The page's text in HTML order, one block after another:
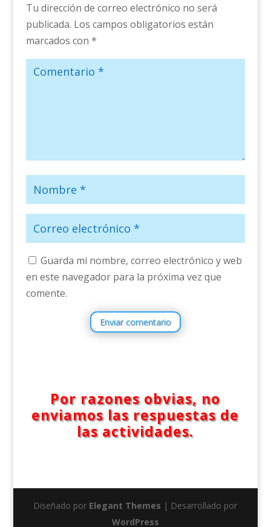
Tu dirección de correo electrónico no será
publicada. Los campos obligatorios están
marcados con *
Guarda mi nombre, correo electrónico y web
en este navegador para la próxima vez que
comente.
Enviar comentario
Por razones obvias, no
enviamos las respuestas de
las actividades.
Diseñado por Elegant Themes | Desarrollado por
WordPress